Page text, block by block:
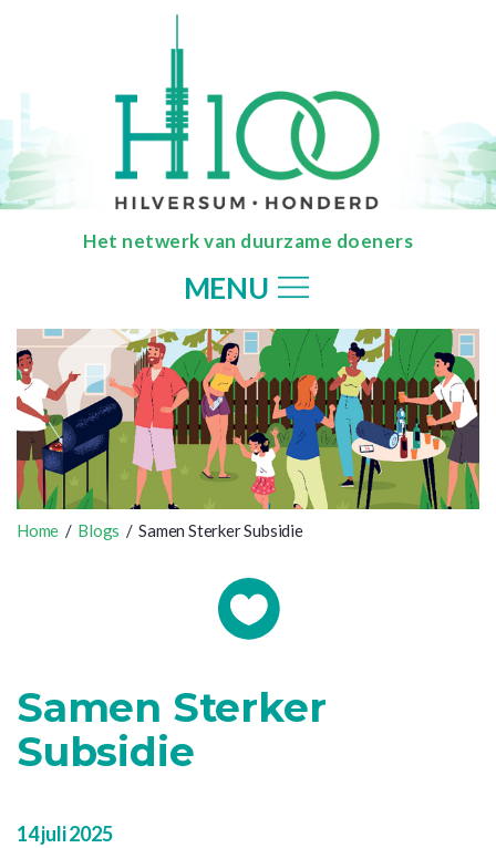
Het netwerk van duurzame doeners
MENU
Home / Blogs / Samen Sterker Subsidie
Samen Sterker
Subsidie
14 juli 2025